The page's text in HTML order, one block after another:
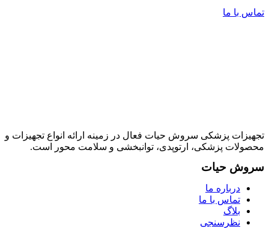
تماس با ما
تجهیزات پزشکی سروش حیات فعال در زمینه ارائه انواع تجهیزات و
محصولات پزشکی، ارتوپدی، توانبخشی و سلامت محور است.
سروش حیات
درباره ما
تماس با ما
بلاگ
نظرسنجی